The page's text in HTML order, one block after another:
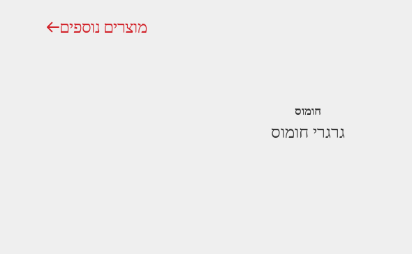
מוצרים נוספים
חומוס
גרגרי חומוס